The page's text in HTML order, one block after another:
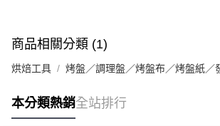
請求用戶進行身份認證。
５．嚴禁一人註冊多個帳號或使用他人資訊註冊。若
恩沛科技股份有限公司將有權停止該用戶之使用額度
商品相關分類 (1)
烘焙工具 烤盤／調理盤／烤盤布／烤盤紙／
本分類熱銷全站排行